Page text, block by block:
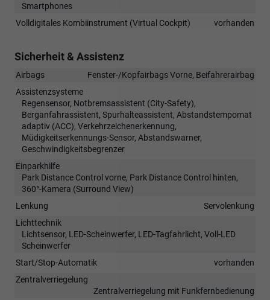
Smartphones
Volldigitales Kombiinstrument (Virtual Cockpit)
vorhanden
Sicherheit & Assistenz
Airbags
Fenster-/Kopfairbags Vorne, Beifahrerairbag
Assistenzsysteme
Regensensor, Notbremsassistent (City-Safety),
Berganfahrassistent, Spurhalteassistent, Abstandstempomat
adaptiv (ACC), Verkehrzeichenerkennung,
Müdigkeitserkennungs-Sensor, Abstandswarner,
Geschwindigkeitsbegrenzer
Einparkhilfe
Park Distance Control vorne, Park Distance Control hinten,
360°-Kamera (Surround View)
Lenkung
Servolenkung
Lichttechnik
Lichtsensor, LED-Scheinwerfer, LED-Tagfahrlicht, Voll-LED
Scheinwerfer
Start/Stop-Automatik
vorhanden
Zentralverriegelung
Zentralverriegelung mit Funkfernbedienung